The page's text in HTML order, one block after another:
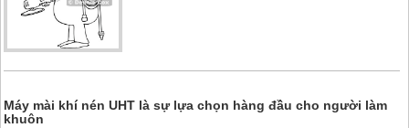
Máy mài khí nén UHT là sự lựa chọn hàng đầu cho người làm
khuôn